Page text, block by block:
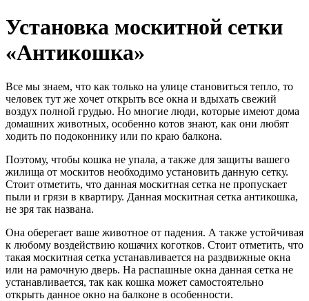
Установка москитной сетки
«Антикошка»
Все мы знаем, что как только на улице становиться тепло, то
человек тут же хочет открыть все окна и вдыхать свежий
воздух полной грудью. Но многие люди, которые имеют дома
домашних животных, особенно котов знают, как они любят
ходить по подоконнику или по краю балкона.
Поэтому, чтобы кошка не упала, а также для защиты вашего
жилища от москитов необходимо установить данную сетку.
Стоит отметить, что данная москитная сетка не пропускает
пыли и грязи в квартиру. Данная москитная сетка антикошка,
не зря так названа.
Она оберегает ваше животное от падения. А также устойчивая
к любому воздействию кошачих коготков. Стоит отметить, что
такая москитная сетка устанавливается на раздвижные окна
или на рамочную дверь. На распашные окна данная сетка не
устанавливается, так как кошка может самостоятельно
открыть данное окно на балконе в особенности.